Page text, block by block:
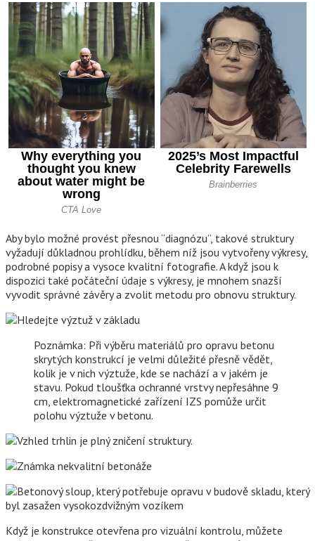
Aby bylo možné provést přesnou “diagnózu”, takové struktury
vyžadují důkladnou prohlídku, během níž jsou vytvořeny výkresy,
podrobné popisy a vysoce kvalitní fotografie. A když jsou k
dispozici také počáteční údaje s výkresy, je mnohem snazší
vyvodit správné závěry a zvolit metodu pro obnovu struktury.
Poznámka: Při výběru materiálů pro opravu betonu
skrytých konstrukcí je velmi důležité přesně vědět,
kolik je v nich výztuže, kde se nachází a v jakém je
stavu. Pokud tloušťka ochranné vrstvy nepřesáhne 9
cm, elektromagnetické zařízení IZS pomůže určit
polohu výztuže v betonu.
Když je konstrukce otevřena pro vizuální kontrolu, můžete